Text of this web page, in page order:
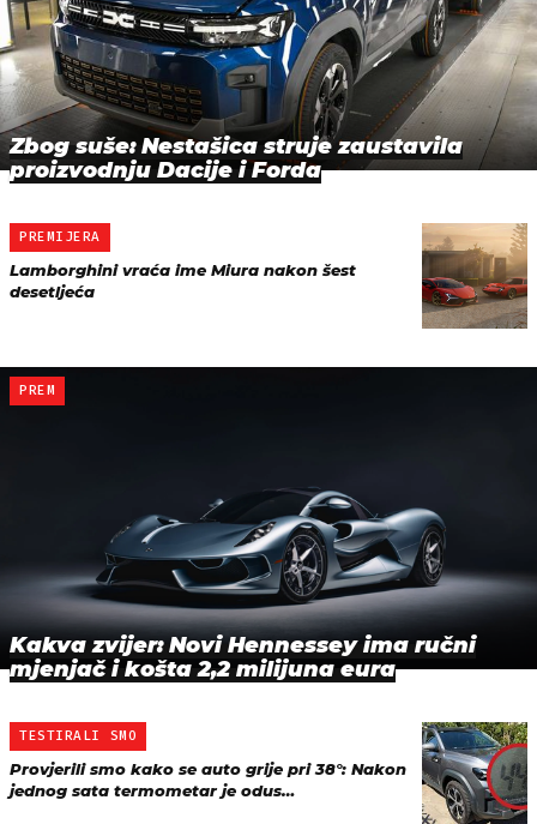
Zbog suše: Nestašica struje zaustavila
proizvodnju Dacije i Forda
PREMIJERA
Lamborghini vraća ime Miura nakon šest
desetljeća
PREM
Kakva zvijer: Novi Hennessey ima ručni
mjenjač i košta 2,2 milijuna eura
TESTIRALI SMO
Provjerili smo kako se auto grije pri 38°: Nakon
jednog sata termometar je odus…